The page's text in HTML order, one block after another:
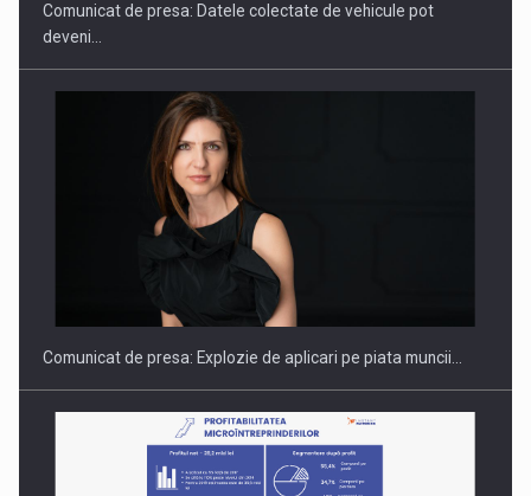
PUTTING ROMANIAN CORPORATE COMPANIES ON THE
INTERNATIONAL BUSINESS SCENE
Comunicat de presa: Datele colectate de vehicule pot
deveni…
Comunicat de presa: Explozie de aplicari pe piata muncii…